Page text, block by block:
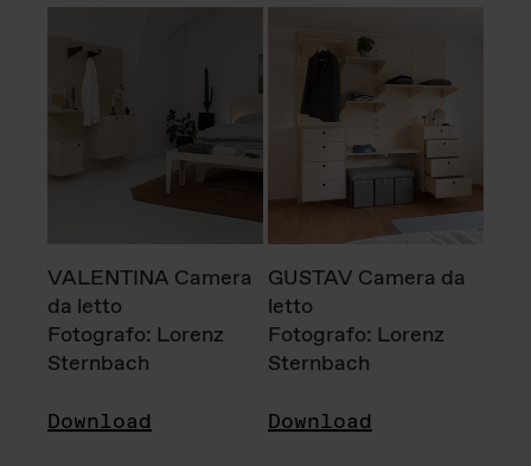
VALENTINA Camera
da letto
Fotografo: Lorenz
Sternbach
Download
GUSTAV Camera da
letto
Fotografo: Lorenz
Sternbach
Download